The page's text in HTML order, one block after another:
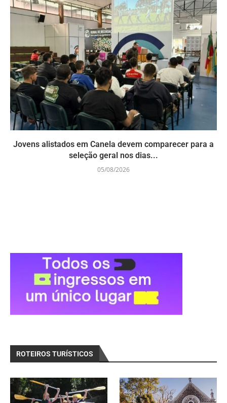
Jovens alistados em Canela devem comparecer para a
seleção geral nos dias...
05/08/2026
ROTEIROS TURÍSTICOS